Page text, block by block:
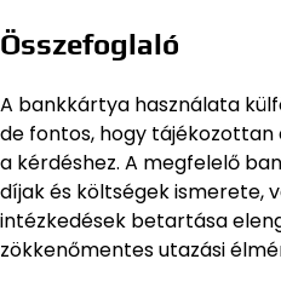
Összefoglaló
A bankkártya használata
de fontos, hogy
a kérdéshez. A megfelelő
díjak és költségek ismerete,
intézkedések betartása
zökkenőmentes utazási